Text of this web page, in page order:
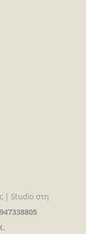
| Studio στη